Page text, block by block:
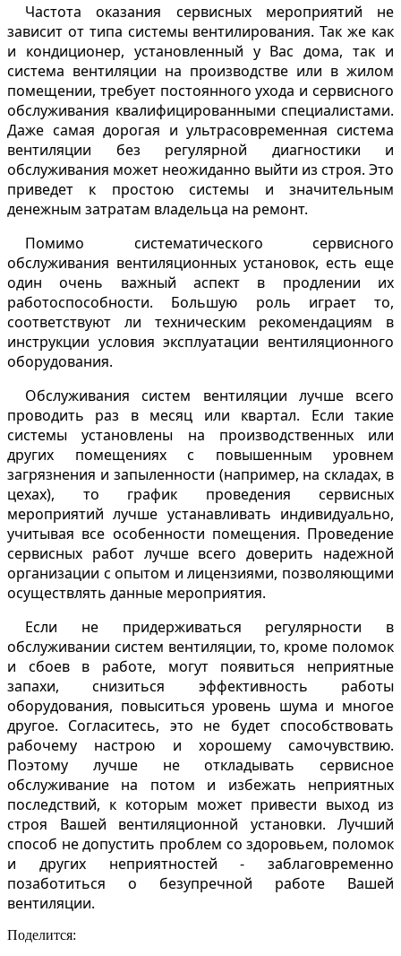
Частота оказания сервисных мероприятий не
зависит от типа системы вентилирования. Так же как
и кондиционер, установленный у Вас дома, так и
система вентиляции на производстве или в жилом
помещении, требует постоянного ухода и сервисного
обслуживания квалифицированными специалистами.
Даже самая дорогая и ультрасовременная система
вентиляции без регулярной диагностики и
обслуживания может неожиданно выйти из строя. Это
приведет к простою системы и значительным
денежным затратам владельца на ремонт.
Помимо систематического сервисного
обслуживания вентиляционных установок, есть еще
один очень важный аспект в продлении их
работоспособности. Большую роль играет то,
соответствуют ли техническим рекомендациям в
инструкции условия эксплуатации вентиляционного
оборудования.
Обслуживания систем вентиляции лучше всего
проводить раз в месяц или квартал. Если такие
системы установлены на производственных или
других помещениях с повышенным уровнем
загрязнения и запыленности (например, на складах, в
цехах), то график проведения сервисных
мероприятий лучше устанавливать индивидуально,
учитывая все особенности помещения. Проведение
сервисных работ лучше всего доверить надежной
организации с опытом и лицензиями, позволяющими
осуществлять данные мероприятия.
Если не придерживаться регулярности в
обслуживании систем вентиляции, то, кроме поломок
и сбоев в работе, могут появиться неприятные
запахи, снизиться эффективность работы
оборудования, повыситься уровень шума и многое
другое. Согласитесь, это не будет способствовать
рабочему настрою и хорошему самочувствию.
Поэтому лучше не откладывать сервисное
обслуживание на потом и избежать неприятных
последствий, к которым может привести выход из
строя Вашей вентиляционной установки. Лучший
способ не допустить проблем со здоровьем, поломок
и других неприятностей - заблаговременно
позаботиться о безупречной работе Вашей
вентиляции.
Поделится: